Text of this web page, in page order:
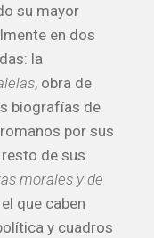
su mayor
en dos
la
, obra de
biografías de
por sus
de sus
morales y de
que caben
y cuadros